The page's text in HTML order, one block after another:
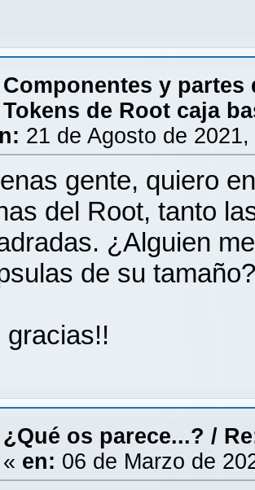
Componentes y partes
Tokens de Root caja
21 de Agosto de
gente, quiero
del Root, tanto
¿Alguien
de su
gracias!!
¿Qué os parece...? /
« en: 06 de Marzo de